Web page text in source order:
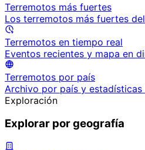
Terremotos más fuertes
Los terremotos más fuertes
Terremotos en tiempo real
Eventos recientes y mapa en
Terremotos por país
Archivo por país y estadísticas
Exploración
Explorar por geografía